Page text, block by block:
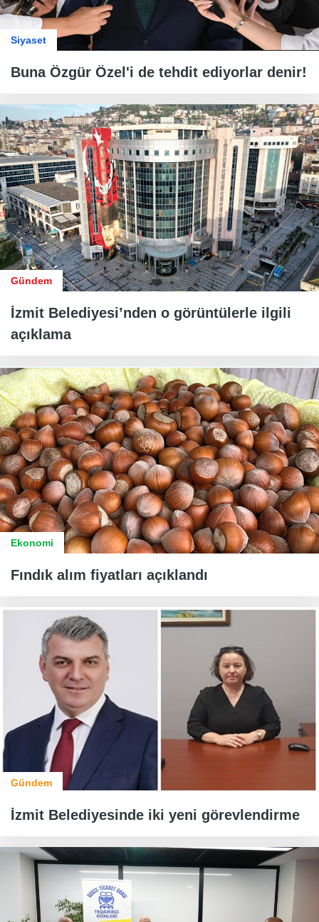
Siyaset
Buna Özgür Özel'i de tehdit ediyorlar denir!
Gündem
İzmit Belediyesi’nden o görüntülerle ilgili
açıklama
Ekonomi
Fındık alım fiyatları açıklandı
Gündem
İzmit Belediyesinde iki yeni görevlendirme